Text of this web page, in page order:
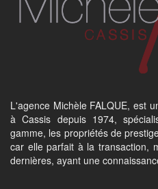
L'agence Michèle FALQUE, est
à Cassis depuis 1974,
gamme, les propriétés de
car elle parfait à la transaction,
dernières, ayant une